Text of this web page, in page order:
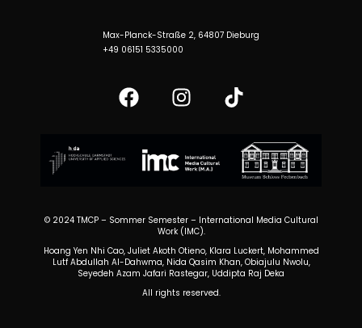
Max-Planck-Straße 2, 64807 Dieburg
+49 06151 5335000
© 2024 TMCP – Sommer Semester – International Media Cultural
Work (IMC).
Hoang Yen Nhi Cao, Juliet Akoth Otieno, Klara Luckert, Mohammed
Lutf Abdullah Al-Dahwma, Nida Qasim Khan, Obiajulu Nwolu,
Seyedeh Azam Jafari Rastegar, Uddipta Raj Deka
All rights reserved.